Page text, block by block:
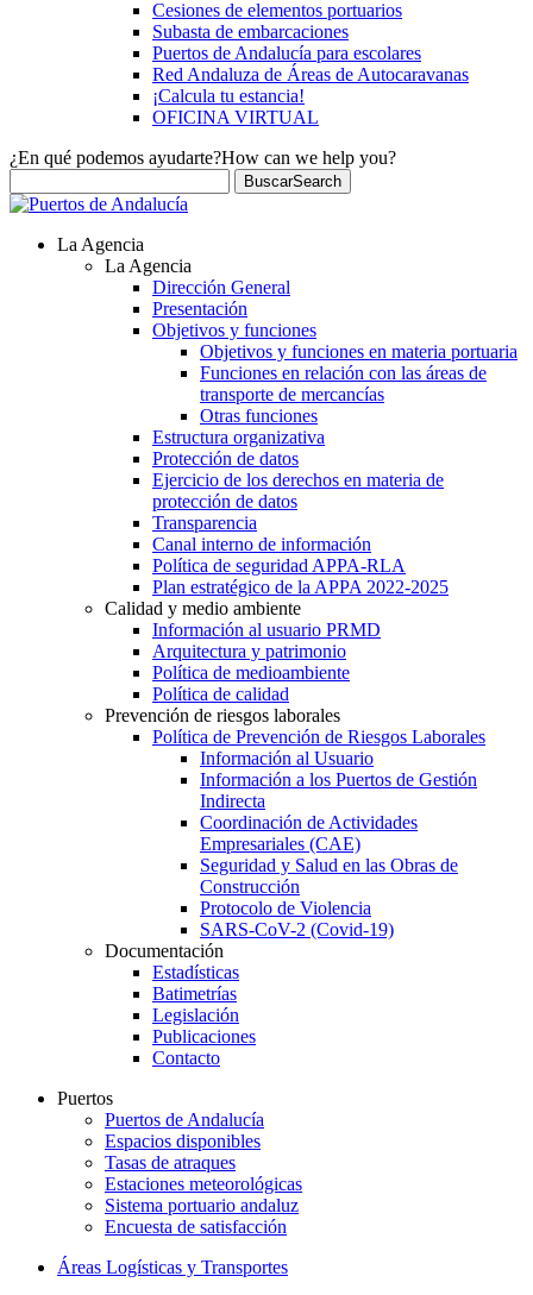
Cesiones de elementos portuarios
Subasta de embarcaciones
Puertos de Andalucía para escolares
Red Andaluza de Áreas de Autocaravanas
¡Calcula tu estancia!
OFICINA VIRTUAL
¿En qué podemos ayudarte?How can we help you?
BuscarSearch
La Agencia
La Agencia
Dirección General
Presentación
Objetivos y funciones
Objetivos y funciones en materia portuaria
Funciones en relación con las áreas de
transporte de mercancías
Otras funciones
Estructura organizativa
Protección de datos
Ejercicio de los derechos en materia de
protección de datos
Transparencia
Canal interno de información
Política de seguridad APPA-RLA
Plan estratégico de la APPA 2022-2025
Calidad y medio ambiente
Información al usuario PRMD
Arquitectura y patrimonio
Política de medioambiente
Política de calidad
Prevención de riesgos laborales
Política de Prevención de Riesgos Laborales
Información al Usuario
Información a los Puertos de Gestión
Indirecta
Coordinación de Actividades
Empresariales (CAE)
Seguridad y Salud en las Obras de
Construcción
Protocolo de Violencia
SARS-CoV-2 (Covid-19)
Documentación
Estadísticas
Batimetrías
Legislación
Publicaciones
Contacto
Puertos
Puertos de Andalucía
Espacios disponibles
Tasas de atraques
Estaciones meteorológicas
Sistema portuario andaluz
Encuesta de satisfacción
Áreas Logísticas y Transportes